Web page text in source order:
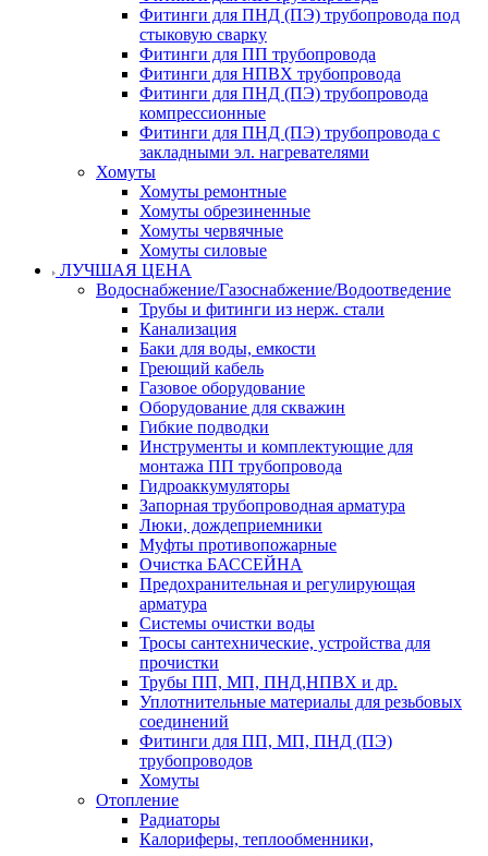
Фитинги для ПНД (ПЭ) трубопровода под
стыковую сварку
Фитинги для ПП трубопровода
Фитинги для НПВХ трубопровода
Фитинги для ПНД (ПЭ) трубопровода
компрессионные
Фитинги для ПНД (ПЭ) трубопровода с
закладными эл. нагревателями
Хомуты
Хомуты ремонтные
Хомуты обрезиненные
Хомуты червячные
Хомуты силовые
ЛУЧШАЯ ЦЕНА
Водоснабжение/Газоснабжение/Водоотведение
Трубы и фитинги из нерж. стали
Канализация
Баки для воды, емкости
Греющий кабель
Газовое оборудование
Оборудование для скважин
Гибкие подводки
Инструменты и комплектующие для
монтажа ПП трубопровода
Гидроаккумуляторы
Запорная трубопроводная арматура
Люки, дождеприемники
Муфты противопожарные
Очистка БАССЕЙНА
Предохранительная и регулирующая
арматура
Системы очистки воды
Тросы сантехнические, устройства для
прочистки
Трубы ПП, МП, ПНД,НПВХ и др.
Уплотнительные материалы для резьбовых
соединений
Фитинги для ПП, МП, ПНД (ПЭ)
трубопроводов
Хомуты
Отопление
Радиаторы
Калориферы, теплообменники,